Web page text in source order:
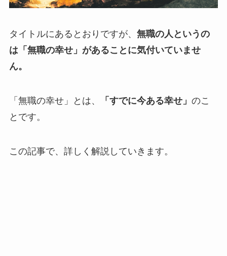
タイトルにあるとおりですが、 無職の人というの
は「無職の幸せ」があることに気付いていませ
ん。
「無職の幸せ」とは、 「すでに今ある幸せ」 のこ
とです。
この記事で、詳しく解説していきます。